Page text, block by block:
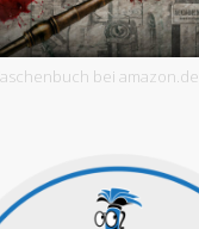
bei amazon.de